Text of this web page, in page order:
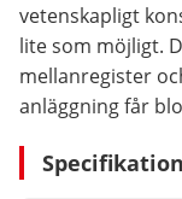
vetenskapligt
lite som möjligt.
mellanregister
anläggning får